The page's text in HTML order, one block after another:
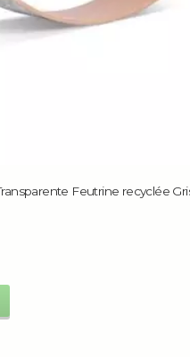
Feutrine recyclée